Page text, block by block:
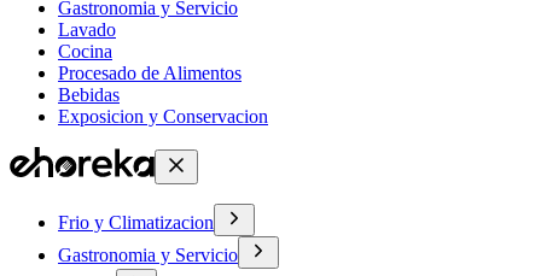
Gastronomia y Servicio
Lavado
Cocina
Procesado de Alimentos
Bebidas
Exposicion y Conservacion
Frio y Climatizacion
Gastronomia y Servicio